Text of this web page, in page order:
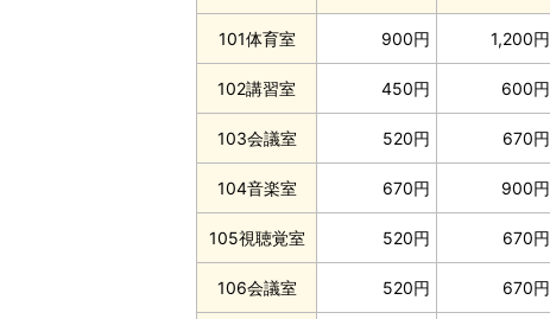
101体育室 900円 1,200円
102講習室 450円 600円
103会議室 520円 670円
104音楽室 670円 900円
105視聴覚室 520円 670円
106会議室 520円 670円